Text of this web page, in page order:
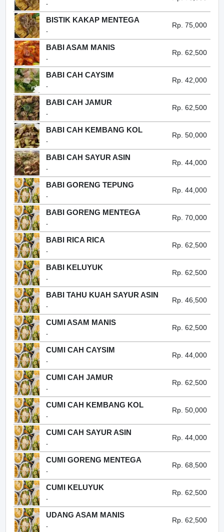
-
BISTIK KAKAP MENTEGA
-
Rp. 75,000
BABI ASAM MANIS
-
Rp. 62,500
BABI CAH CAYSIM
-
Rp. 42,000
BABI CAH JAMUR
-
Rp. 62,500
BABI CAH KEMBANG KOL
-
Rp. 50,000
BABI CAH SAYUR ASIN
-
Rp. 44,000
BABI GORENG TEPUNG
-
Rp. 44,000
BABI GORENG MENTEGA
-
Rp. 70,000
BABI RICA RICA
-
Rp. 62,500
BABI KELUYUK
-
Rp. 62,500
BABI TAHU KUAH SAYUR ASIN
-
Rp. 46,500
CUMI ASAM MANIS
-
Rp. 62,500
CUMI CAH CAYSIM
-
Rp. 44,000
CUMI CAH JAMUR
-
Rp. 62,500
CUMI CAH KEMBANG KOL
-
Rp. 50,000
CUMI CAH SAYUR ASIN
-
Rp. 44,000
CUMI GORENG MENTEGA
-
Rp. 68,500
CUMI KELUYUK
-
Rp. 62,500
UDANG ASAM MANIS
-
Rp. 62,500